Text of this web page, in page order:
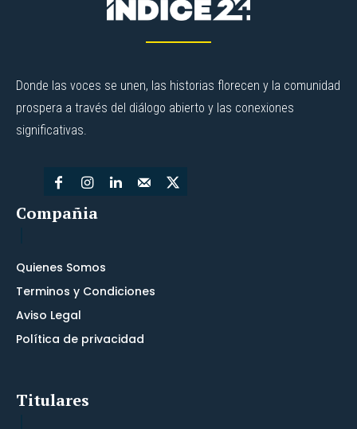
Donde las voces se unen, las historias florecen y la comunidad
prospera a través del diálogo abierto y las conexiones
significativas.
Compañia
Quienes Somos
Terminos y Condiciones
Aviso Legal
Política de privacidad
Titulares